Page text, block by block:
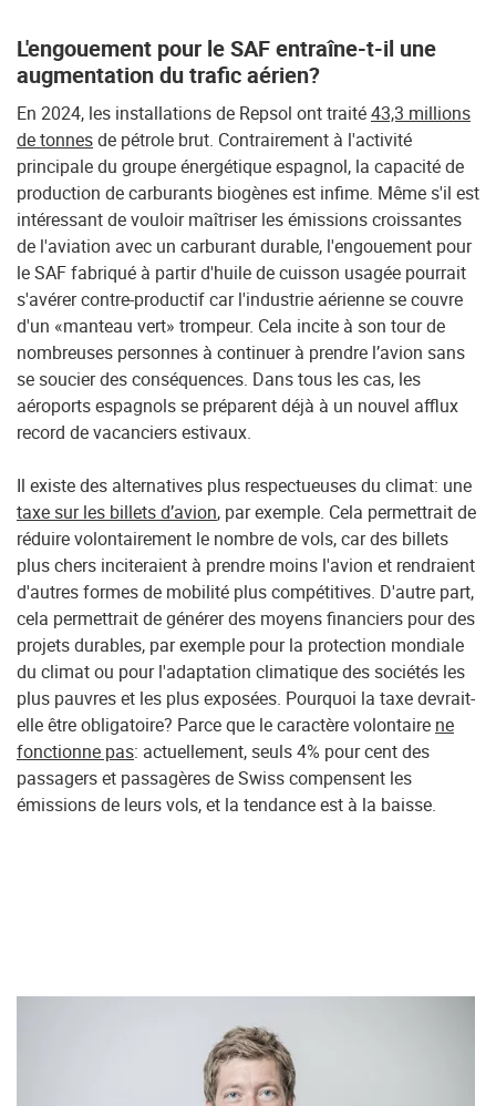
L'engouement pour le SAF entraîne-t-il une
augmentation du trafic aérien?
En 2024, les installations de Repsol ont traité43,3 millions
de tonnesde pétrole brut. Contrairement à l'activité
principale du groupe énergétique espagnol, la capacité de
production de carburants biogènes est infime. Même s'il est
intéressant de vouloir maîtriser les émissions croissantes
de l'aviation avec un carburant durable, l'engouement pour
le SAF fabriqué à partir d'huile de cuisson usagée pourrait
s'avérer contre-productif car l'industrie aérienne se couvre
d'un «manteau vert» trompeur. Cela incite à son tour de
nombreuses personnes à continuer à prendre l’avion sans
se soucier des conséquences. Dans tous les cas, les
aéroports espagnols se préparent déjà à un nouvel afflux
record de vacanciers estivaux.
Il existe des alternatives plus respectueuses du climat: une
taxe sur les billets d’avion, par exemple. Cela permettrait de
réduire volontairement le nombre de vols, car des billets
plus chers inciteraient à prendre moins l'avion et rendraient
d'autres formes de mobilité plus compétitives. D'autre part,
cela permettrait de générer des moyens financiers pour des
projets durables, par exemple pour la protection mondiale
du climat ou pour l'adaptation climatique des sociétés les
plus pauvres et les plus exposées. Pourquoi la taxe devrait-
elle être obligatoire? Parce que le caractère volontaire ne
fonctionne pas: actuellement, seuls 4% pour cent des
passagers et passagères de Swiss compensent les
émissions de leurs vols, et la tendance est à la baisse.